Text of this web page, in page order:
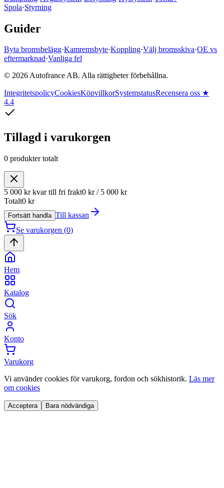
Spola·Styrning
Guider
Byta bromsbelägg·Kamremsbyte·Koppling·Välj bromsskiva·OE vs
eftermarknad·Vanliga fel
© 2026 Autofrance AB. Alla rättigheter förbehållna.
IntegritetspolicyCookiesKöpvillkorSystemstatusRecensera oss ★
4.4
Tillagd i varukorgen
0 produktertotalt
5 000 krkvar till fri frakt0 kr/ 5 000 kr
Totalt0 kr
Fortsätt handla Till kassan
Se varukorgen (0)
Hem
Katalog
Sök
Konto
Varukorg
Vi använder cookies för varukorg, fordon och sökhistorik. Läs mer
om cookies
Acceptera Bara nödvändiga